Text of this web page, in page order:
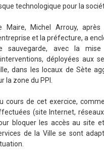
technologique pour la
Maire, Michel Arrouy,
et la préfecture, a
sauvegarde, avec la
déployées aux
dans les locaux de Sète
la zone du PPI.
cours de cet exercice,
(site Internet,
bloquer les accès au site
de la Ville se sont